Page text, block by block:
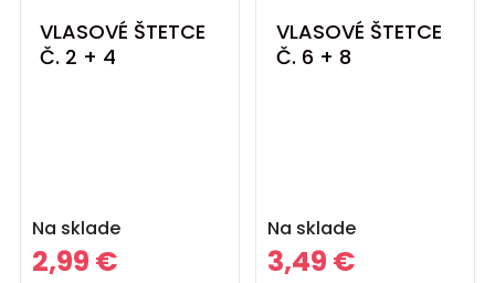
VLASOVÉ ŠTETCE
Č. 2 + 4
Na sklade
Cena
2,99 €
VLASOVÉ ŠTETCE
Č. 6 + 8
Na sklade
Cena
3,49 €